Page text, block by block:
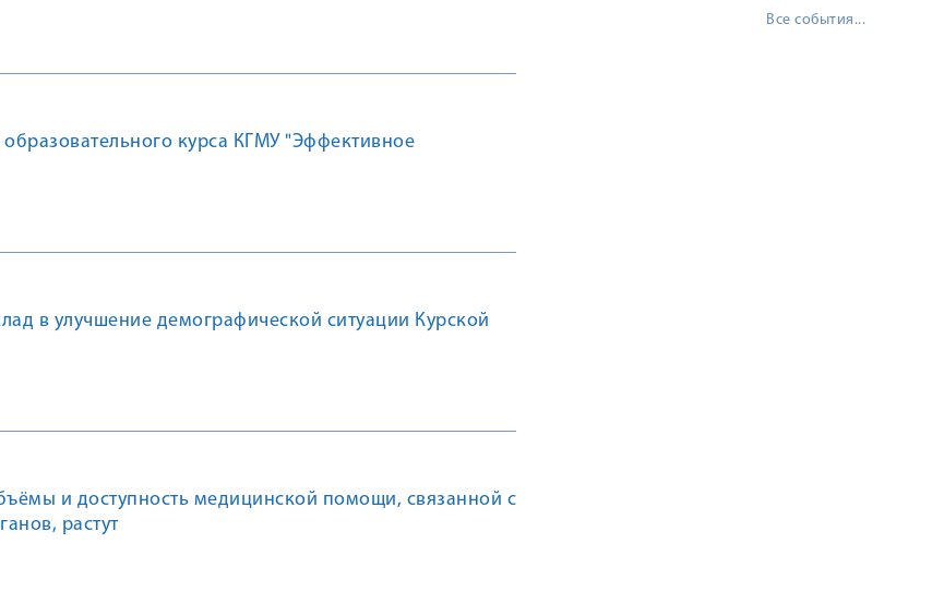
образовательного курса КГМУ "Эффективное
в улучшение демографической ситуации Курской
и доступность медицинской помощи, связанной с
растут
Все события...